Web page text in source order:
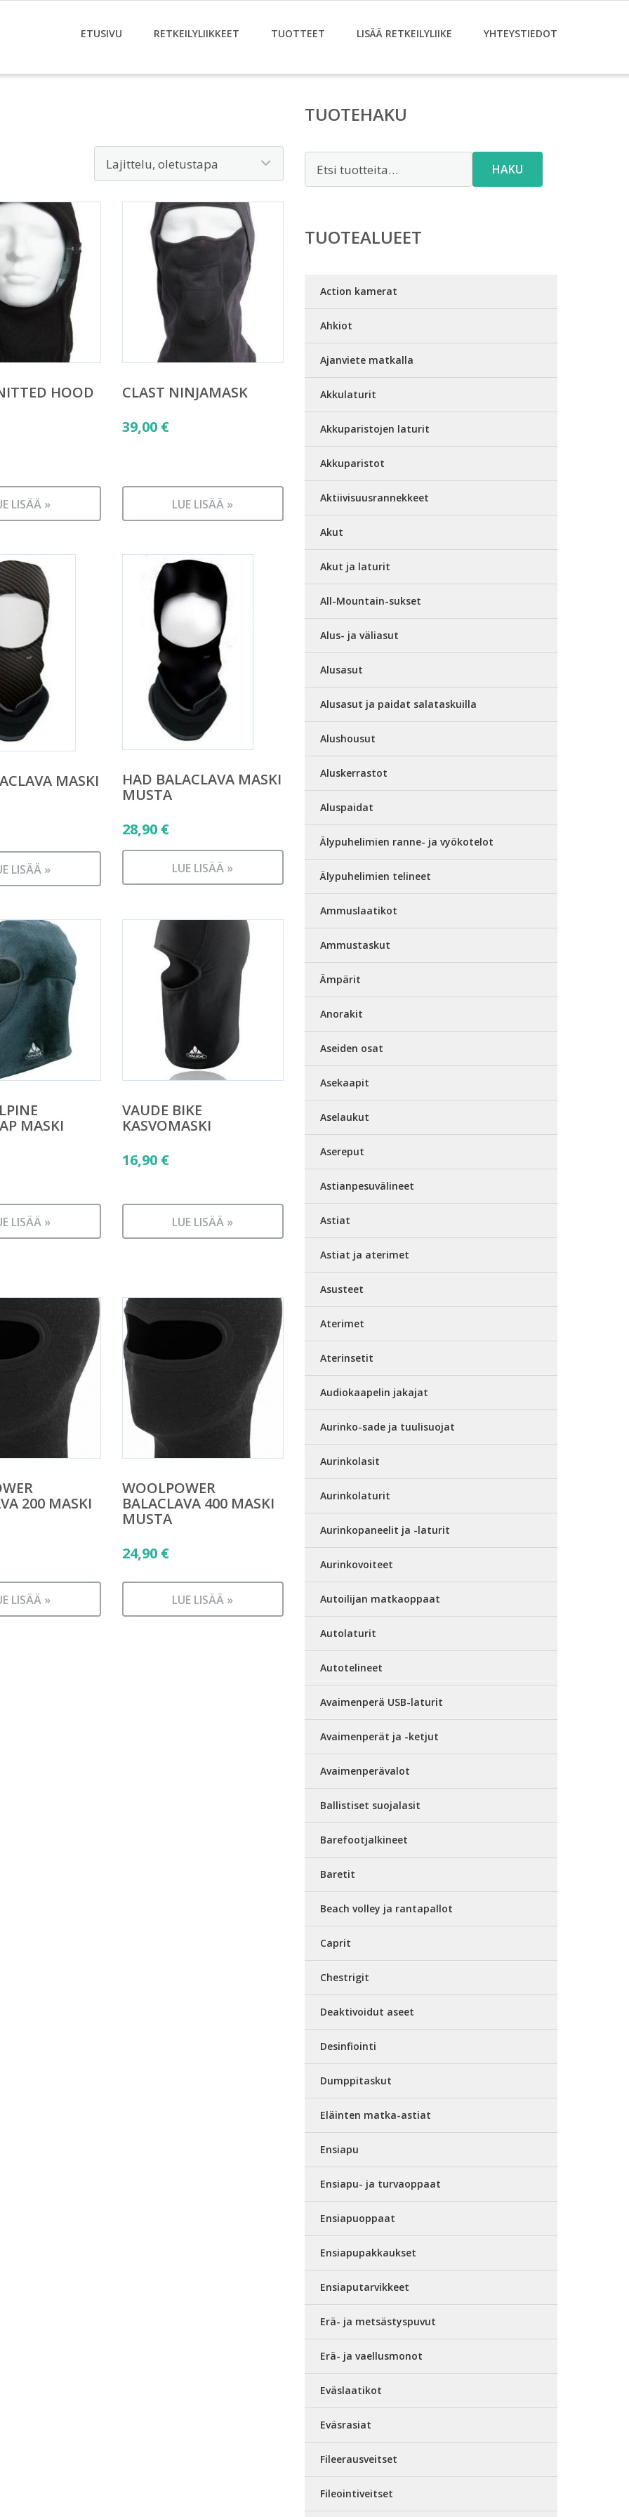
ETUSIVU RETKEILYLIIKKEET TUOTTEET LISÄÄ RETKEILYLIIKE YHTEYSTIEDOT
HOOD
LISÄÄ »
CLAST NINJAMASK
39,00 €
LUE LISÄÄ »
MASKI
LISÄÄ »
HAD BALACLAVA MASKI
MUSTA
28,90 €
LUE LISÄÄ »
MASKI
LISÄÄ »
VAUDE BIKE
KASVOMASKI
16,90 €
LUE LISÄÄ »
200 MASKI
LISÄÄ »
WOOLPOWER
BALACLAVA 400 MASKI
MUSTA
24,90 €
LUE LISÄÄ »
TUOTEHAKU
HAKU
TUOTEALUEET
Action kamerat
Ahkiot
Ajanviete matkalla
Akkulaturit
Akkuparistojen laturit
Akkuparistot
Aktiivisuusrannekkeet
Akut
Akut ja laturit
All-Mountain-sukset
Alus- ja väliasut
Alusasut
Alusasut ja paidat salataskuilla
Alushousut
Aluskerrastot
Aluspaidat
Älypuhelimien ranne- ja vyökotelot
Älypuhelimien telineet
Ammuslaatikot
Ammustaskut
Ämpärit
Anorakit
Aseiden osat
Asekaapit
Aselaukut
Asereput
Astianpesuvälineet
Astiat
Astiat ja aterimet
Asusteet
Aterimet
Aterinsetit
Audiokaapelin jakajat
Aurinko-sade ja tuulisuojat
Aurinkolasit
Aurinkolaturit
Aurinkopaneelit ja -laturit
Aurinkovoiteet
Autoilijan matkaoppaat
Autolaturit
Autotelineet
Avaimenperä USB-laturit
Avaimenperät ja -ketjut
Avaimenperävalot
Ballistiset suojalasit
Barefootjalkineet
Baretit
Beach volley ja rantapallot
Caprit
Chestrigit
Deaktivoidut aseet
Desinfiointi
Dumppitaskut
Eläinten matka-astiat
Ensiapu
Ensiapu- ja turvaoppaat
Ensiapuoppaat
Ensiapupakkaukset
Ensiaputarvikkeet
Erä- ja metsästyspuvut
Erä- ja vaellusmonot
Eväslaatikot
Eväsrasiat
Fileerausveitset
Fileointiveitset